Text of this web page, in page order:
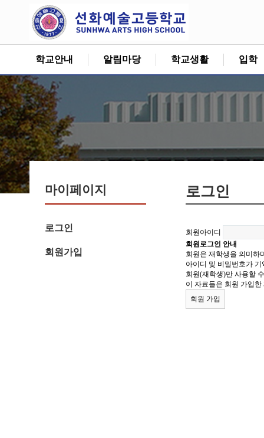
학교안내 알림마당 학교생활 입학
마이페이지
로그인
회원가입
로그인
회원아이디
회원로그인 안내
회원은 재학생을 의미하
아이디 및 비밀번호가
회원(재학생)만 사용할
이 자료들은 회원 가입
회원 가입